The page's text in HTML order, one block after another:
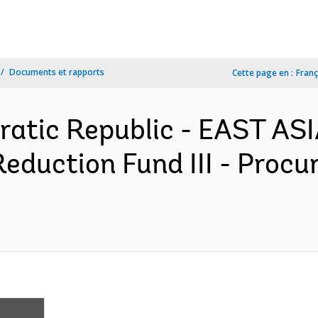
Documents et rapports Cette page en :
Republic - EAST
Fund III -